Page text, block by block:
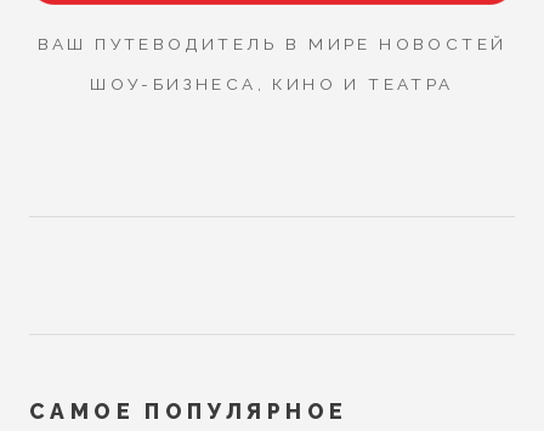
ВАШ ПУТЕВОДИТЕЛЬ В МИРЕ НОВОСТЕЙ
ШОУ-БИЗНЕСА, КИНО И ТЕАТРА
САМОЕ ПОПУЛЯРНОЕ